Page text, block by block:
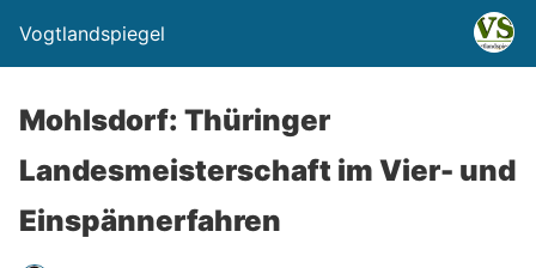
Vogtlandspiegel
Mohlsdorf: Thüringer
Landesmeisterschaft im Vier- und
Einspännerfahren